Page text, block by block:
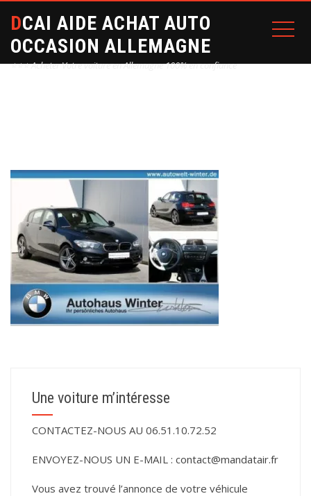
DCAI AIDE ACHAT AUTO
OCCASION ALLEMAGNE
⭐⭐⭐ Acheter Votre voiture en Allemagne 100% en confiance
Une voiture m’intéresse
CONTACTEZ-NOUS AU 06.51.10.72.52
ENVOYEZ-NOUS UN E-MAIL : contact@mandatair.fr
Vous avez trouvé l’annonce de votre véhicule